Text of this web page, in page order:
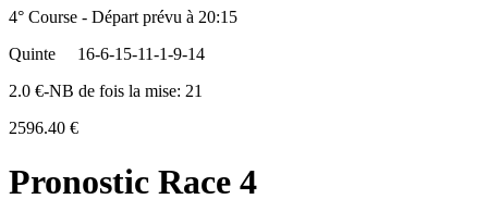
4° Course - Départ prévu à 20:15
Quinte
16-6-15-11-1-9-14
2.0 €-NB de fois la mise: 21
2596.40 €
Pronostic Race 4